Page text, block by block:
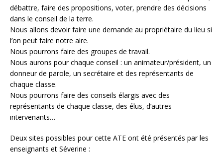
débattre, faire des propositions, voter, prendre des décisions
dans le conseil de la terre.
Nous allons devoir faire une demande au propriétaire du lieu si
l’on peut faire notre aire.
Nous pourrons faire des groupes de travail.
Nous aurons pour chaque conseil : un animateur/président, un
donneur de parole, un secrétaire et des représentants de
chaque classe.
Nous pourrons faire des conseils élargis avec des
représentants de chaque classe, des élus, d’autres
intervenants…
Deux sites possibles pour cette ATE ont été présentés par les
enseignants et Séverine :